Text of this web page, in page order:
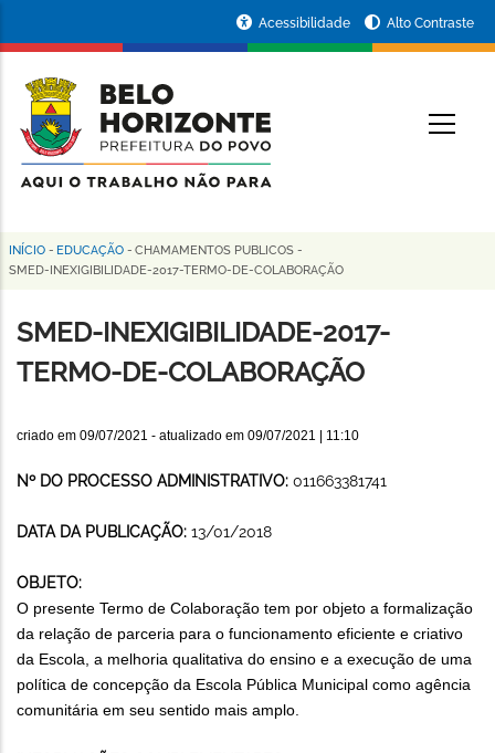
conteúdo
principal
da
Prefeitura
de
Horizonte
Acessibilidade Alto Contraste
Trilha
navegação
INÍCIO - EDUCAÇÃO - CHAMAMENTOS PUBLICOS -
SMED-INEXIGIBILIDADE-2017-TERMO-DE-COLABORAÇÃO
SMED-INEXIGIBILIDADE-2017-
TERMO-DE-COLABORAÇÃO
criado em 09/07/2021 - atualizado em 09/07/2021 | 11:10
Nº DO PROCESSO ADMINISTRATIVO: 011663381741
DATA DA PUBLICAÇÃO: 13/01/2018
OBJETO:
O presente Termo de Colaboração tem por objeto a formalização
da relação de parceria para o funcionamento eficiente e criativo
da Escola, a melhoria qualitativa do ensino e a execução de uma
política de concepção da Escola Pública Municipal como agência
comunitária em seu sentido mais amplo.